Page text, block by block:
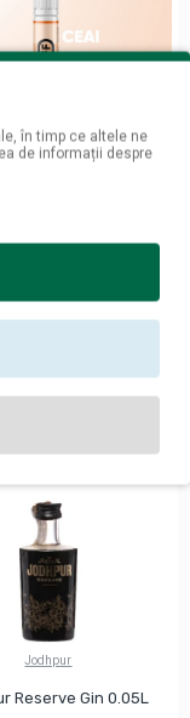
ADAUGĂ ÎN COŞ
Jodhpur
Reserve Gin 0.05L
în timp ce altele ne
de informații despre